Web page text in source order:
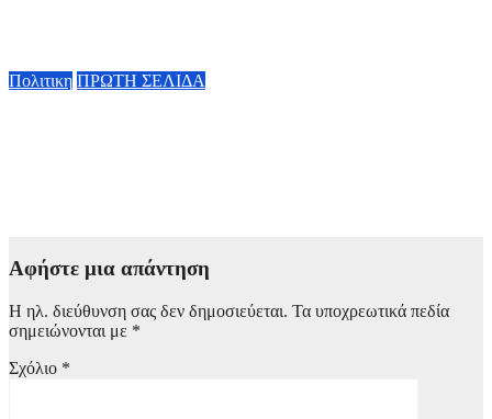
Πολιτικη ΠΡΩΤΗ ΣΕΛΙΔΑ
Αφήστε μια απάντηση
Η ηλ. διεύθυνση σας δεν δημοσιεύεται. Τα υποχρεωτικά πεδία
σημειώνονται με *
Σχόλιο *